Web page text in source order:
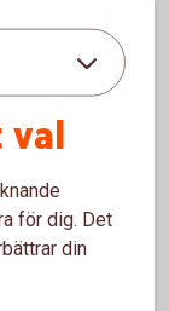
digitala i
för dig. Det
din